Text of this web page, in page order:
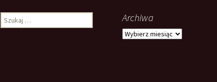
Archiwa
Archiwa
Szukaj: